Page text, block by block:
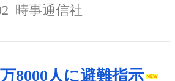
時事通信社
8000人に避難指示